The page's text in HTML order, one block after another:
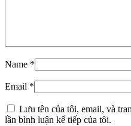
Name *
Email *
Lưu tên của tôi, email, và
lần bình luận kế tiếp của tôi.